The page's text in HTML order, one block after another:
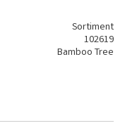
Sortiment
102619
Bamboo Tree